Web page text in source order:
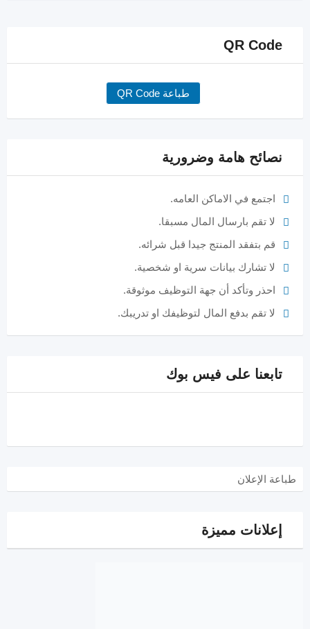
QR Code
طباعة QR Code
نصائح هامة وضرورية
اجتمع في الاماكن العامه.
لا تقم بارسال المال مسبقا.
قم بتفقد المنتج جيدا قبل شرائه.
لا تشارك بيانات سرية او شخصية.
احذر وتأكد أن جهة التوظيف موثوقة.
لا تقم بدفع المال لتوظيفك او تدريبك.
تابعنا على فيس بوك
طباعة الإعلان
إعلانات مميزة